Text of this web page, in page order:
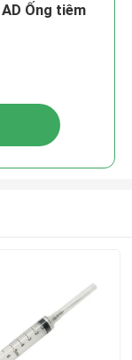
Ống tiêm